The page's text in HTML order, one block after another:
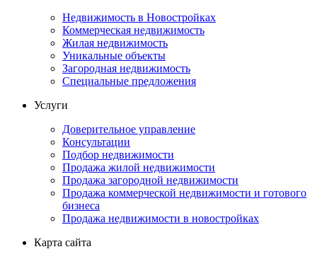
Недвижимость в Новостройках
Коммерческая недвижимость
Жилая недвижимость
Уникальные объекты
Загородная недвижимость
Специальные предложения
Услуги
Доверительное управление
Консультации
Подбор недвижимости
Продажа жилой недвижимости
Продажа загородной недвижимости
Продажа коммерческой недвижимости и готового
бизнеса
Продажа недвижимости в новостройках
Карта сайта